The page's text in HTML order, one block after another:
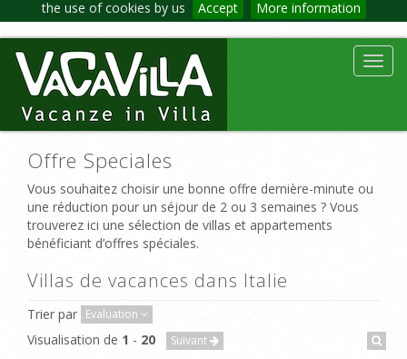
the use of cookies by us Accept More information
Offre Speciales
Vous souhaitez choisir une bonne offre dernière-minute ou
une réduction pour un séjour de 2 ou 3 semaines ? Vous
trouverez ici une sélection de villas et appartements
bénéficiant d’offres spéciales.
Villas de vacances dans Italie
Trier par Evaluation
Visualisation de 1 - 20 Suivant